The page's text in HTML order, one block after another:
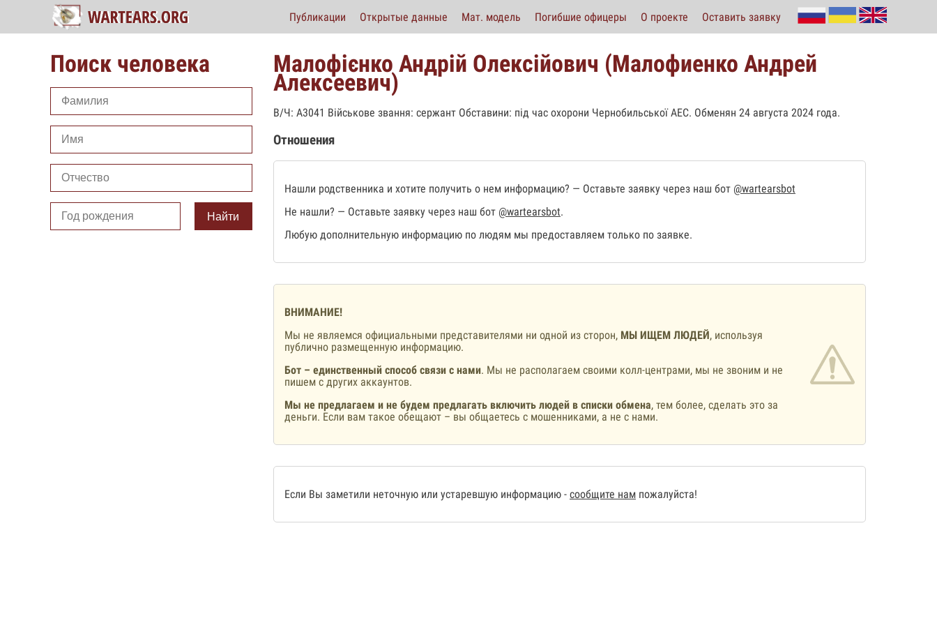
Публикации Открытые данные Мат. модель Погибшие офицеры О проекте Оставить заявку
Поиск человека
Найти
Малофієнко Андрій Олексійович (Малофиенко Андрей
Алексеевич)
В/Ч: А3041 Військове звання: сержант Обставини: під час охорони Чернобильської АЕС. Обменян 24 августа 2024 года.
Отношения
Нашли родственника и хотите получить о нем информацию? — Оставьте заявку через наш бот @wartearsbot
Не нашли? — Оставьте заявку через наш бот @wartearsbot.
Любую дополнительную информацию по людям мы предоставляем только по заявке.
ВНИМАНИЕ!
Мы не являемся официальными представителями ни одной из сторон, МЫ ИЩЕМ ЛЮДЕЙ, используя
публично размещенную информацию.
Бот – единственный способ связи с нами. Мы не располагаем своими колл-центрами, мы не звоним и не
пишем с других аккаунтов.
Мы не предлагаем и не будем предлагать включить людей в списки обмена, тем более, сделать это за
деньги. Если вам такое обещают – вы общаетесь с мошенниками, а не с нами.
Если Вы заметили неточную или устаревшую информацию - сообщите нам пожалуйста!